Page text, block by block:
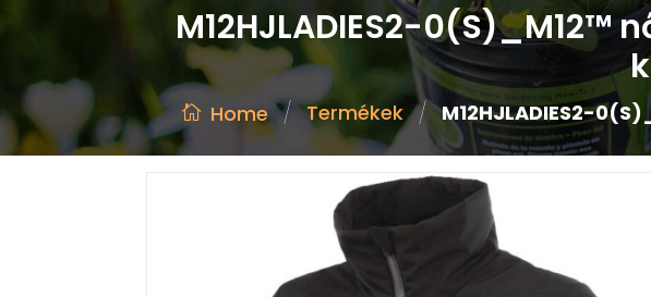
M12HJLADIES2-
Home / Termékek / M12HJLADIES2-